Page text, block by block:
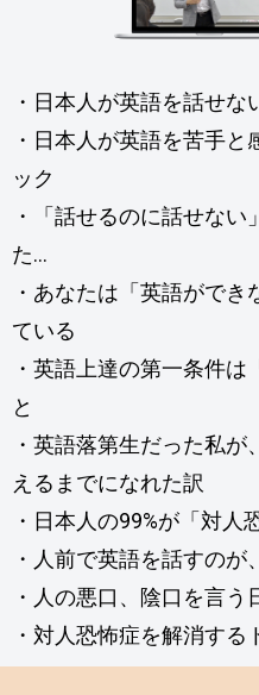
・日本人が英語を話せな
・日本人が英語を苦手
ック
・「話せるのに話せない
た…
・あなたは「英語がで
ている
・英語上達の第一条件
と
・英語落第生だった私
えるまでになれた訳
・日本人の99%が「対人
・人前で英語を話すのが
・人の悪口、陰口を言う
・対人恐怖症を解消する